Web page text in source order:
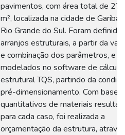
pavimentos, com área total de
m², localizada na cidade de
Rio Grande do Sul. Foram
arranjos estruturais, a partir da
e combinação dos parâmetros, e
modelados no software de cálculo
estrutural TQS, partindo da
pré-dimensionamento. Com base
quantitativos de materiais
para cada caso, foi realizada a
orçamentação da estrutura,